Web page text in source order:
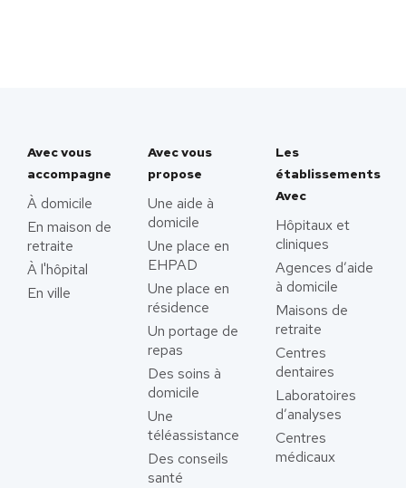
Avec vous
accompagne
À domicile
En maison de
retraite
À l'hôpital
En ville
Avec vous
propose
Une aide à
domicile
Une place en
EHPAD
Une place en
résidence
Un portage de
repas
Des soins à
domicile
Une
téléassistance
Des conseils
santé
Les
établissements
Avec
Hôpitaux et
cliniques
Agences d’aide
à domicile
Maisons de
retraite
Centres
dentaires
Laboratoires
d’analyses
Centres
médicaux